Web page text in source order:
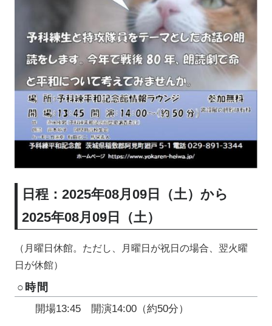
日程：2025年08月09日（土）から
2025年08月09日（土）
（月曜日休館。ただし、月曜日が祝日の場合、翌火曜
日が休館）
○時間
開場13:45 開演14:00（約50分）